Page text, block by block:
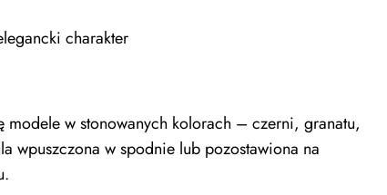
charakter
w stonowanych kolorach – czerni, granatu,
wpuszczona w spodnie lub pozostawiona na